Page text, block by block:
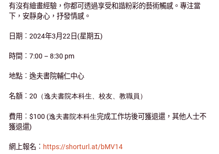
有沒有繪畫經驗，你都可透過享受和諧粉彩的藝術觸感。專注當
下，安靜身心，抒發情感。
日期︰ 2024年3月22日 (星期五)
時間︰ 7:00 – 8:30 pm
地點︰逸夫書院輔仁中心
名額︰ 20（逸夫書院本科生、校友、教職員）
費用︰ $100 (逸夫書院本科生完成工作坊後可獲退還，其他人士不
獲退還)
網上報名︰ https://shorturl.at/bMV14